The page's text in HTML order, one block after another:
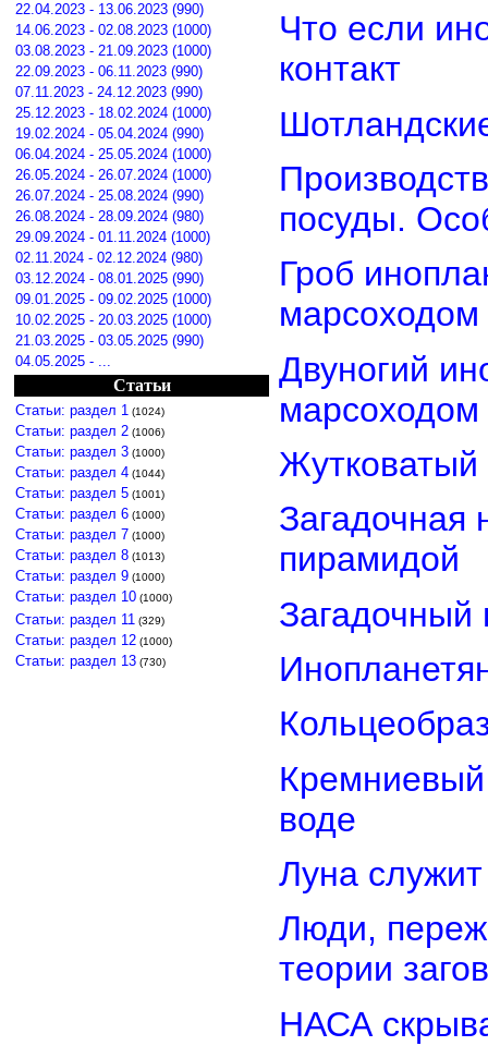
22.04.2023 - 13.06.2023 (990)
14.06.2023 - 02.08.2023 (1000)
03.08.2023 - 21.09.2023 (1000)
22.09.2023 - 06.11.2023 (990)
07.11.2023 - 24.12.2023 (990)
25.12.2023 - 18.02.2024 (1000)
19.02.2024 - 05.04.2024 (990)
06.04.2024 - 25.05.2024 (1000)
26.05.2024 - 26.07.2024 (1000)
26.07.2024 - 25.08.2024 (990)
26.08.2024 - 28.09.2024 (980)
29.09.2024 - 01.11.2024 (1000)
02.11.2024 - 02.12.2024 (980)
03.12.2024 - 08.01.2025 (990)
09.01.2025 - 09.02.2025 (1000)
10.02.2025 - 20.03.2025 (1000)
21.03.2025 - 03.05.2025 (990)
04.05.2025 - ...
Статьи
Статьи: раздел 1 (1024)
Статьи: раздел 2 (1006)
Статьи: раздел 3 (1000)
Статьи: раздел 4 (1044)
Статьи: раздел 5 (1001)
Статьи: раздел 6 (1000)
Статьи: раздел 7 (1000)
Статьи: раздел 8 (1013)
Статьи: раздел 9 (1000)
Статьи: раздел 10 (1000)
Статьи: раздел 11 (329)
Статьи: раздел 12 (1000)
Статьи: раздел 13 (730)
Что если
контакт
посуды.
Гроб
марсоходом
Двуногий
марсоходом
Загадочная
пирамидой
воде
Луна
Люди,
теории
НАСА